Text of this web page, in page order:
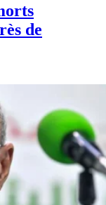
de